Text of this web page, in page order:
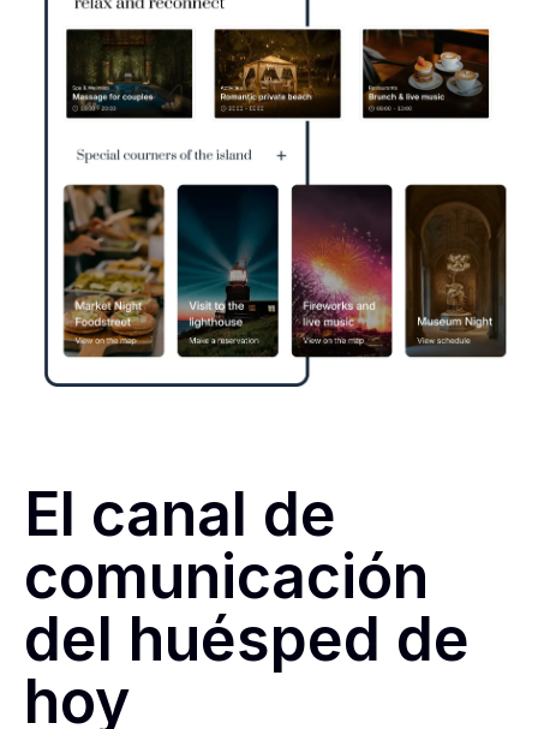
El canal de
comunicación
del huésped de
hoy